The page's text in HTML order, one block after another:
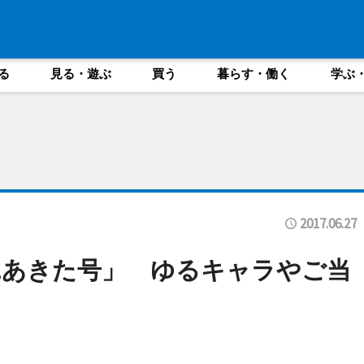
見る・遊ぶ 買う 暮らす・働く 学ぶ
2017.06.27
きた号」 ゆるキャラやご当